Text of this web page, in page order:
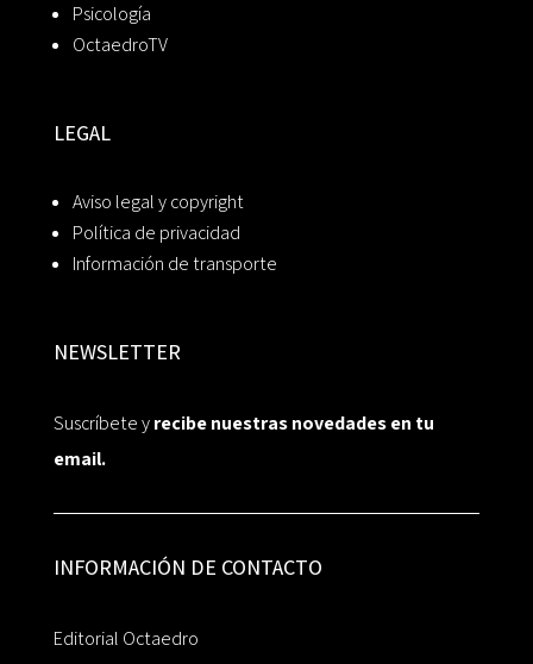
Psicología
OctaedroTV
LEGAL
Aviso legal y copyright
Política de privacidad
Información de transporte
NEWSLETTER
Suscríbete yrecibe nuestras novedades en tu
email.
INFORMACIÓN DE CONTACTO
Editorial Octaedro